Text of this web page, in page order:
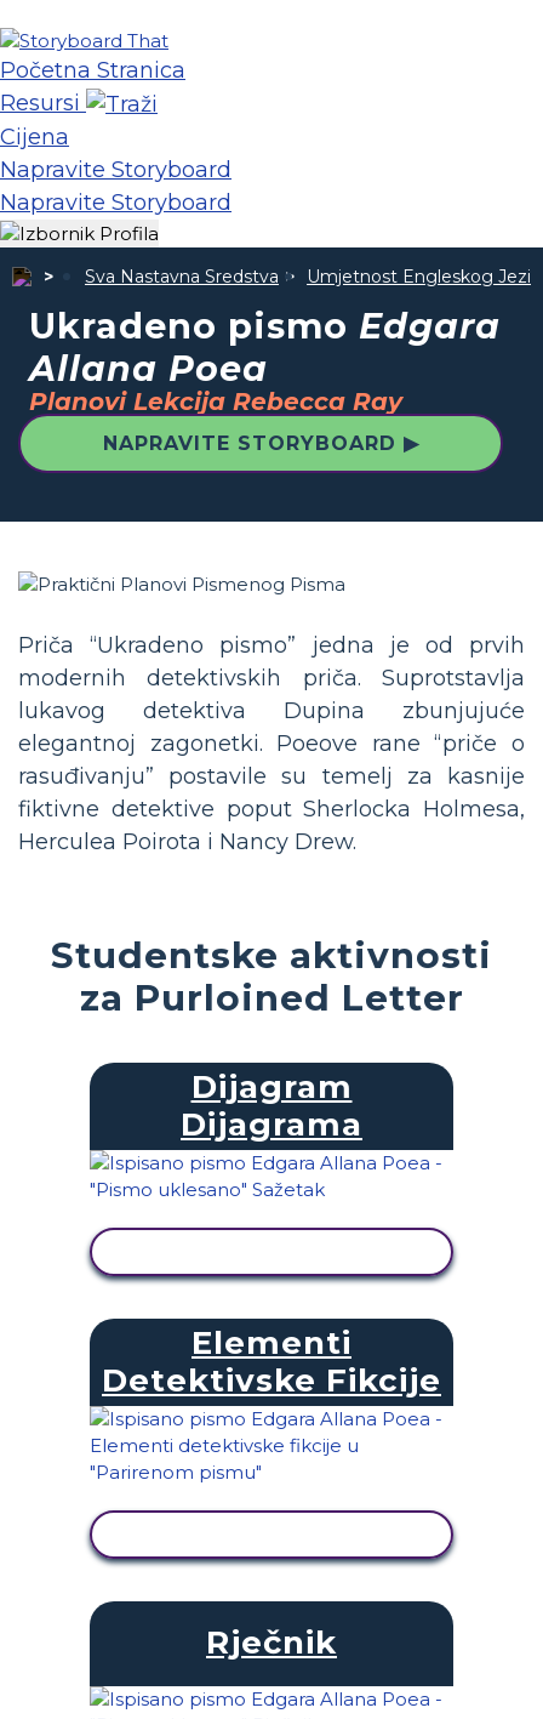
Početna Stranica
Resursi
Cijena
Napravite Storyboard
Napravite Storyboard
Sva Nastavna Sredstva Umjetnost Engleskog
Ukradeno pismo Edgara
Allana Poea
Planovi Lekcija Rebecca Ray
NAPRAVITE STORYBOARD ▶
Priča “Ukradeno pismo” jedna je od prvih
modernih detektivskih priča. Suprotstavlja
lukavog detektiva Dupina zbunjujuće
elegantnoj zagonetki. Poeove rane “priče o
rasuđivanju” postavile su temelj za kasnije
fiktivne detektive poput Sherlocka Holmesa,
Herculea Poirota i Nancy Drew.
Studentske aktivnosti
za Purloined Letter
Dijagram
Dijagrama
Elementi
Detektivske Fikcije
Rječnik